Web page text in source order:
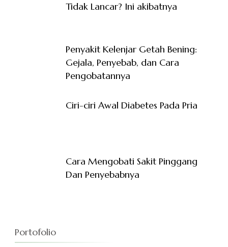
Tidak Lancar? Ini akibatnya
Penyakit Kelenjar Getah Bening:
Gejala, Penyebab, dan Cara
Pengobatannya
Ciri-ciri Awal Diabetes Pada Pria
Cara Mengobati Sakit Pinggang
Dan Penyebabnya
Portofolio